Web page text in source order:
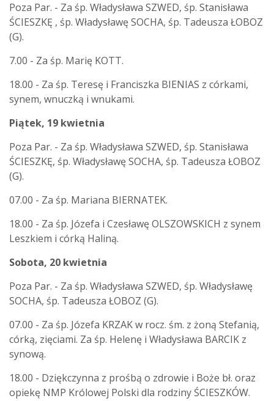
Poza Par. - Za śp. Władysława SZWED, śp. Stanisława
ŚCIESZKĘ , śp. Władysławę SOCHA, śp. Tadeusza ŁOBOZ
(G).
7.00 - Za śp. Marię KOTT.
18.00 - Za śp. Teresę i Franciszka BIENIAS z córkami,
synem, wnuczką i wnukami.
Piątek, 19 kwietnia
Poza Par. - Za śp. Władysława SZWED, śp. Stanisława
ŚCIESZKĘ, śp. Władysławę SOCHA, śp. Tadeusza ŁOBOZ
(G).
07.00 - Za śp. Mariana BIERNATEK.
18.00 - Za śp. Józefa i Czesławę OLSZOWSKICH z synem
Leszkiem i córką Haliną.
Sobota, 20 kwietnia
Poza Par. - Za śp. Władysława SZWED, śp. Władysławę
SOCHA, śp. Tadeusza ŁOBOZ (G).
07.00 - Za śp. Józefa KRZAK w rocz. śm. z żoną Stefanią,
córką, zięciami. Za śp. Helenę i Władysława BARCIK z
synową.
18.00 - Dziękczynna z prośbą o zdrowie i Boże bł. oraz
opiekę NMP Królowej Polski dla rodziny ŚCIESZKÓW.